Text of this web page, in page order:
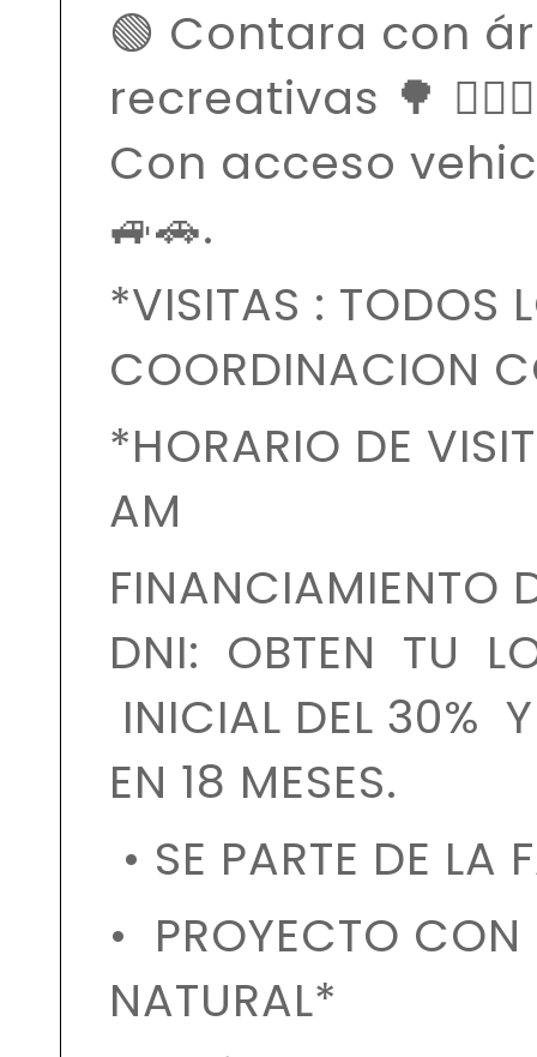
🟢 Contara con
recreativas 🌳
Con acceso
🚙🚗.
*VISITAS : TODOS
COORDINACION
*HORARIO DE
AM
FINANCIAMIENTO
DNI: OBTEN TU
INICIAL DEL 30%
EN 18 MESES.
• SE PARTE DE LA
• PROYECTO
NATURAL*